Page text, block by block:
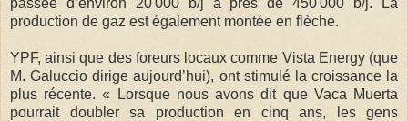
production de gaz est également montée en flèche.
YPF, ainsi que des foreurs locaux comme Vista Energy (que
M. Galuccio dirige aujourd’hui), ont stimulé la croissance la
plus récente. « Lorsque nous avons dit que Vaca Muerta
pourrait doubler sa production en cinq ans, les gens